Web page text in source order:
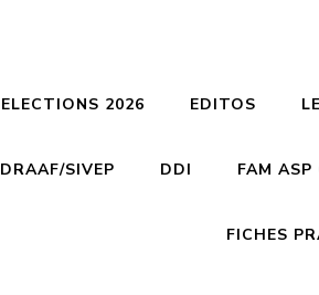
ELECTIONS 2026 EDITOS
DRAAF/SIVEP DDI FAM
FICHES